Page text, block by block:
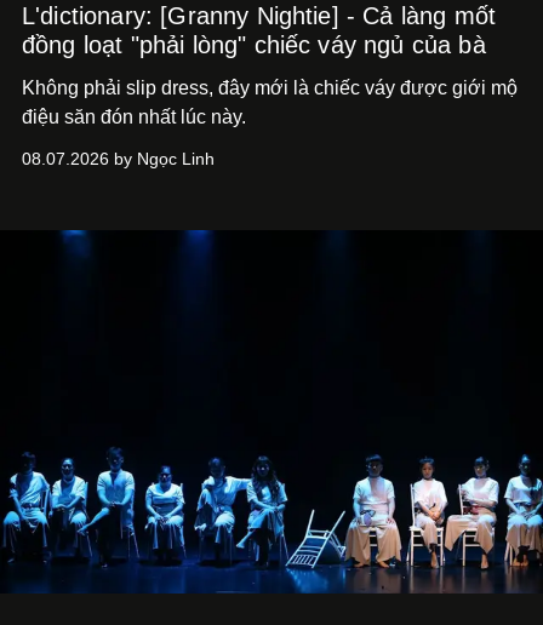
L'dictionary: [Granny Nightie] - Cả làng mốt
đồng loạt "phải lòng" chiếc váy ngủ của bà
Không phải slip dress, đây mới là chiếc váy được giới mộ
điệu săn đón nhất lúc này.
08.07.2026 by Ngọc Linh